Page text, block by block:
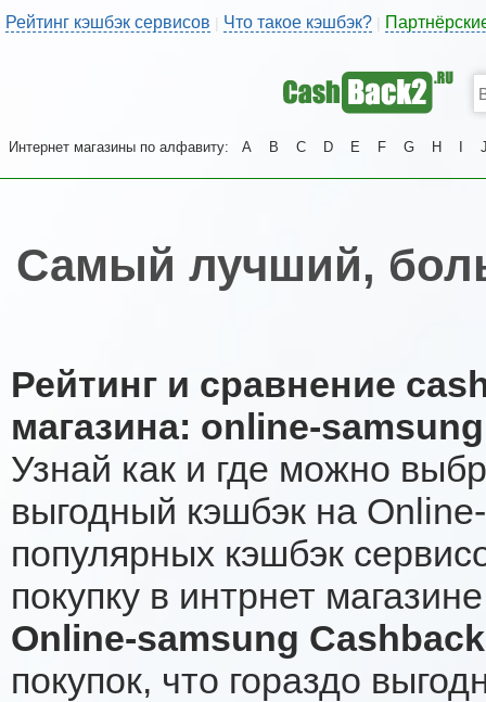
Рейтинг кэшбэк сервисов | Что такое кэшбэк?
Интернет магазины по алфавиту: A B C D E F G H
Самый лучший,
Рейтинг и сравнение
магазина: online-
Узнай как и где можно
выгодный кэшбэк на
популярных кэшбэк
покупку в интрнет
Online-samsung Cashback
покупок, что гораздо